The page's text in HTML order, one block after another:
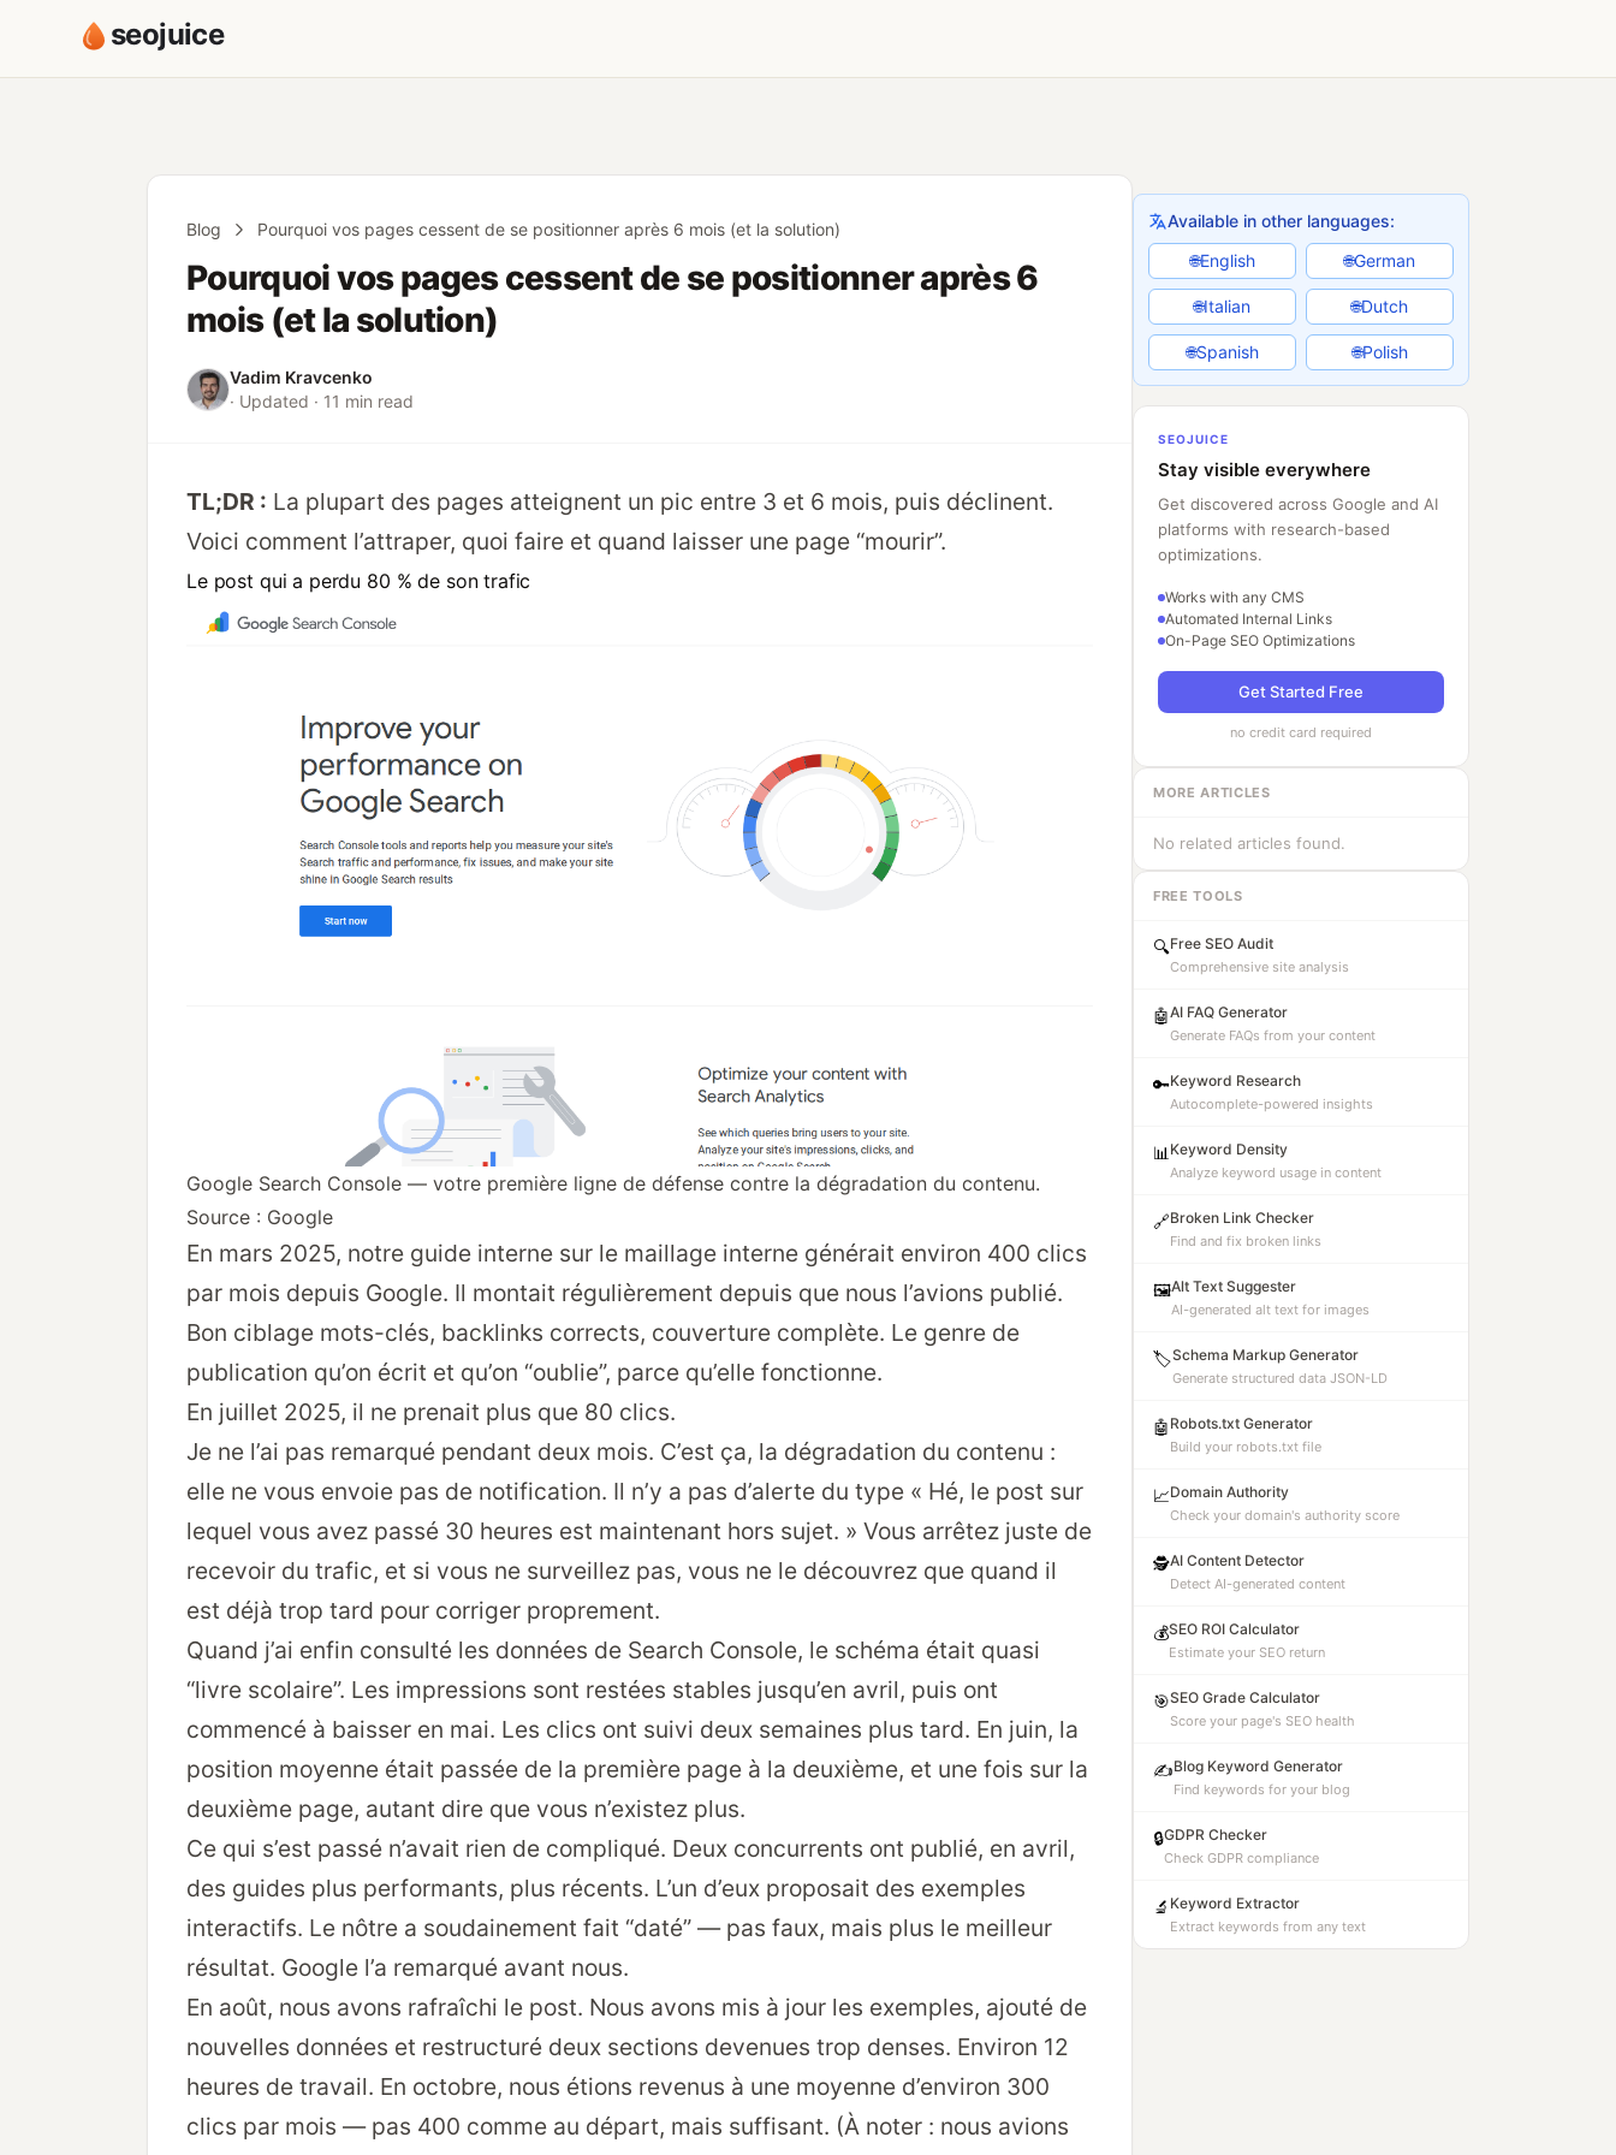
seojuice
Blog Pourquoi vos pages cessent de se positionner après 6 mois (et la solution)
Pourquoi vos pages cessent de se positionner après 6
mois (et la solution)
Vadim Kravcenko
· Updated · 11 min read
TL;DR : La plupart des pages atteignent un pic entre 3 et 6 mois, puis déclinent.
Voici comment l’attraper, quoi faire et quand laisser une page “mourir”.
Le post qui a perdu 80 % de son trafic
Google Search Console — votre première ligne de défense contre la dégradation du contenu.
Source : Google
En mars 2025, notre guide interne sur le maillage interne générait environ 400 clics
par mois depuis Google. Il montait régulièrement depuis que nous l’avions publié.
Bon ciblage mots-clés, backlinks corrects, couverture complète. Le genre de
publication qu’on écrit et qu’on “oublie”, parce qu’elle fonctionne.
En juillet 2025, il ne prenait plus que 80 clics.
Je ne l’ai pas remarqué pendant deux mois. C’est ça, la dégradation du contenu :
elle ne vous envoie pas de notification. Il n’y a pas d’alerte du type « Hé, le post sur
lequel vous avez passé 30 heures est maintenant hors sujet. » Vous arrêtez juste de
recevoir du trafic, et si vous ne surveillez pas, vous ne le découvrez que quand il
est déjà trop tard pour corriger proprement.
Quand j’ai enfin consulté les données de Search Console, le schéma était quasi
“livre scolaire”. Les impressions sont restées stables jusqu’en avril, puis ont
commencé à baisser en mai. Les clics ont suivi deux semaines plus tard. En juin, la
position moyenne était passée de la première page à la deuxième, et une fois sur la
deuxième page, autant dire que vous n’existez plus.
Ce qui s’est passé n’avait rien de compliqué. Deux concurrents ont publié, en avril,
des guides plus performants, plus récents. L’un d’eux proposait des exemples
interactifs. Le nôtre a soudainement fait “daté” — pas faux, mais plus le meilleur
résultat. Google l’a remarqué avant nous.
En août, nous avons rafraîchi le post. Nous avons mis à jour les exemples, ajouté de
nouvelles données et restructuré deux sections devenues trop denses. Environ 12
heures de travail. En octobre, nous étions revenus à une moyenne d’environ 300
clics par mois — pas 400 comme au départ, mais suffisant. (À noter : nous avions
Available in other languages:
🌐English 🌐German
🌐Italian 🌐Dutch
🌐Spanish 🌐Polish
SEOJUICE
Stay visible everywhere
Get discovered across Google and AI
platforms with research-based
optimizations.
Works with any CMS
Automated Internal Links
On-Page SEO Optimizations
Get Started Free
no credit card required
MORE ARTICLES
No related articles found.
FREE TOOLS
🔍Free SEO Audit
Comprehensive site analysis
🤖AI FAQ Generator
Generate FAQs from your content
🔑Keyword Research
Autocomplete-powered insights
📊 Keyword Density
Analyze keyword usage in content
🔗Broken Link Checker
Find and fix broken links
🖼️Alt Text Suggester
AI-generated alt text for images
🏷️Schema Markup Generator
Generate structured data JSON-LD
🤖 Robots.txt Generator
Build your robots.txt file
📈Domain Authority
Check your domain's authority score
🕵️AI Content Detector
Detect AI-generated content
💰SEO ROI Calculator
Estimate your SEO return
🎯SEO Grade Calculator
Score your page's SEO health
✍️Blog Keyword Generator
Find keywords for your blog
🔒GDPR Checker
Check GDPR compliance
🔬 Keyword Extractor
Extract keywords from any text